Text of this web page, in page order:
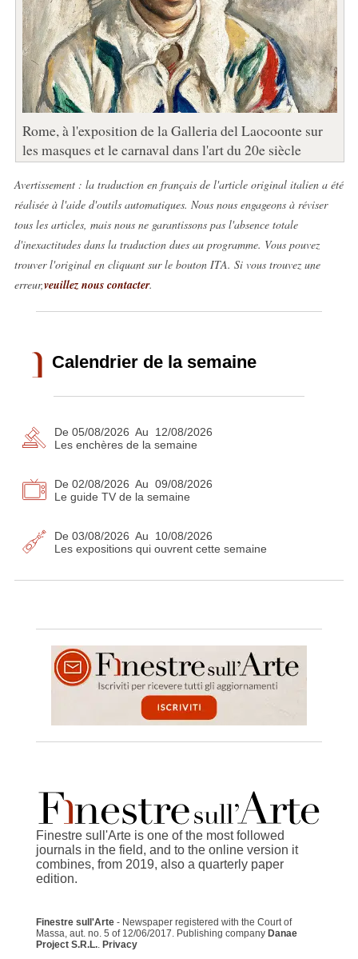
Rome, à l'exposition de la Galleria del Laocoonte sur
les masques et le carnaval dans l'art du 20e siècle
Avertissement : la traduction en français de l'article original italien a été
réalisée à l'aide d'outils automatiques. Nous nous engageons à réviser
tous les articles, mais nous ne garantissons pas l'absence totale
d'inexactitudes dans la traduction dues au programme. Vous pouvez
trouver l'original en cliquant sur le bouton ITA. Si vous trouvez une
erreur,veuillez nous contacter.
Calendrier de la semaine
De 05/08/2026 Au 12/08/2026
Les enchères de la semaine
De 02/08/2026 Au 09/08/2026
Le guide TV de la semaine
De 03/08/2026 Au 10/08/2026
Les expositions qui ouvrent cette semaine
Finestre sull'Arte is one of the most followed
journals in the field, and to the online version it
combines, from 2019, also a quarterly paper
edition.
Finestre sull'Arte- Newspaper registered with the Court of
Massa, aut. no. 5 of 12/06/2017. Publishing company Danae
Project S.R.L.. Privacy